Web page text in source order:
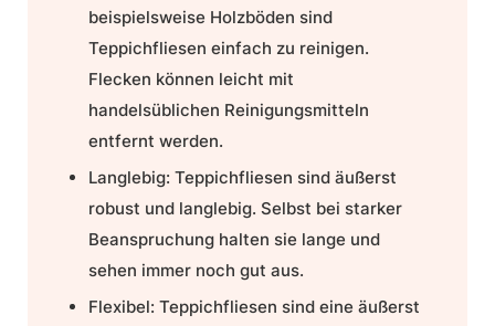
beispielsweise Holzböden sind
Teppichfliesen einfach zu reinigen.
Flecken können leicht mit
handelsüblichen Reinigungsmitteln
entfernt werden.
Langlebig: Teppichfliesen sind äußerst
robust und langlebig. Selbst bei starker
Beanspruchung halten sie lange und
sehen immer noch gut aus.
Flexibel: Teppichfliesen sind eine äußerst